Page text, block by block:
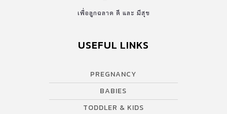
เพื่อลูกฉลาด ดี และ มีสุข
USEFUL LINKS
PREGNANCY
BABIES
TODDLER & KIDS